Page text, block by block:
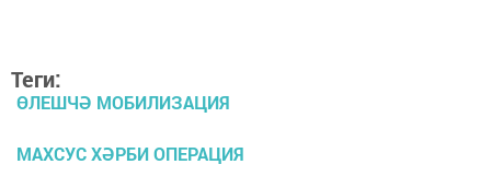
Теги:
ӨЛЕШЧӘ МОБИЛИЗАЦИЯ
МАХСУС ХӘРБИ ОПЕРАЦИЯ